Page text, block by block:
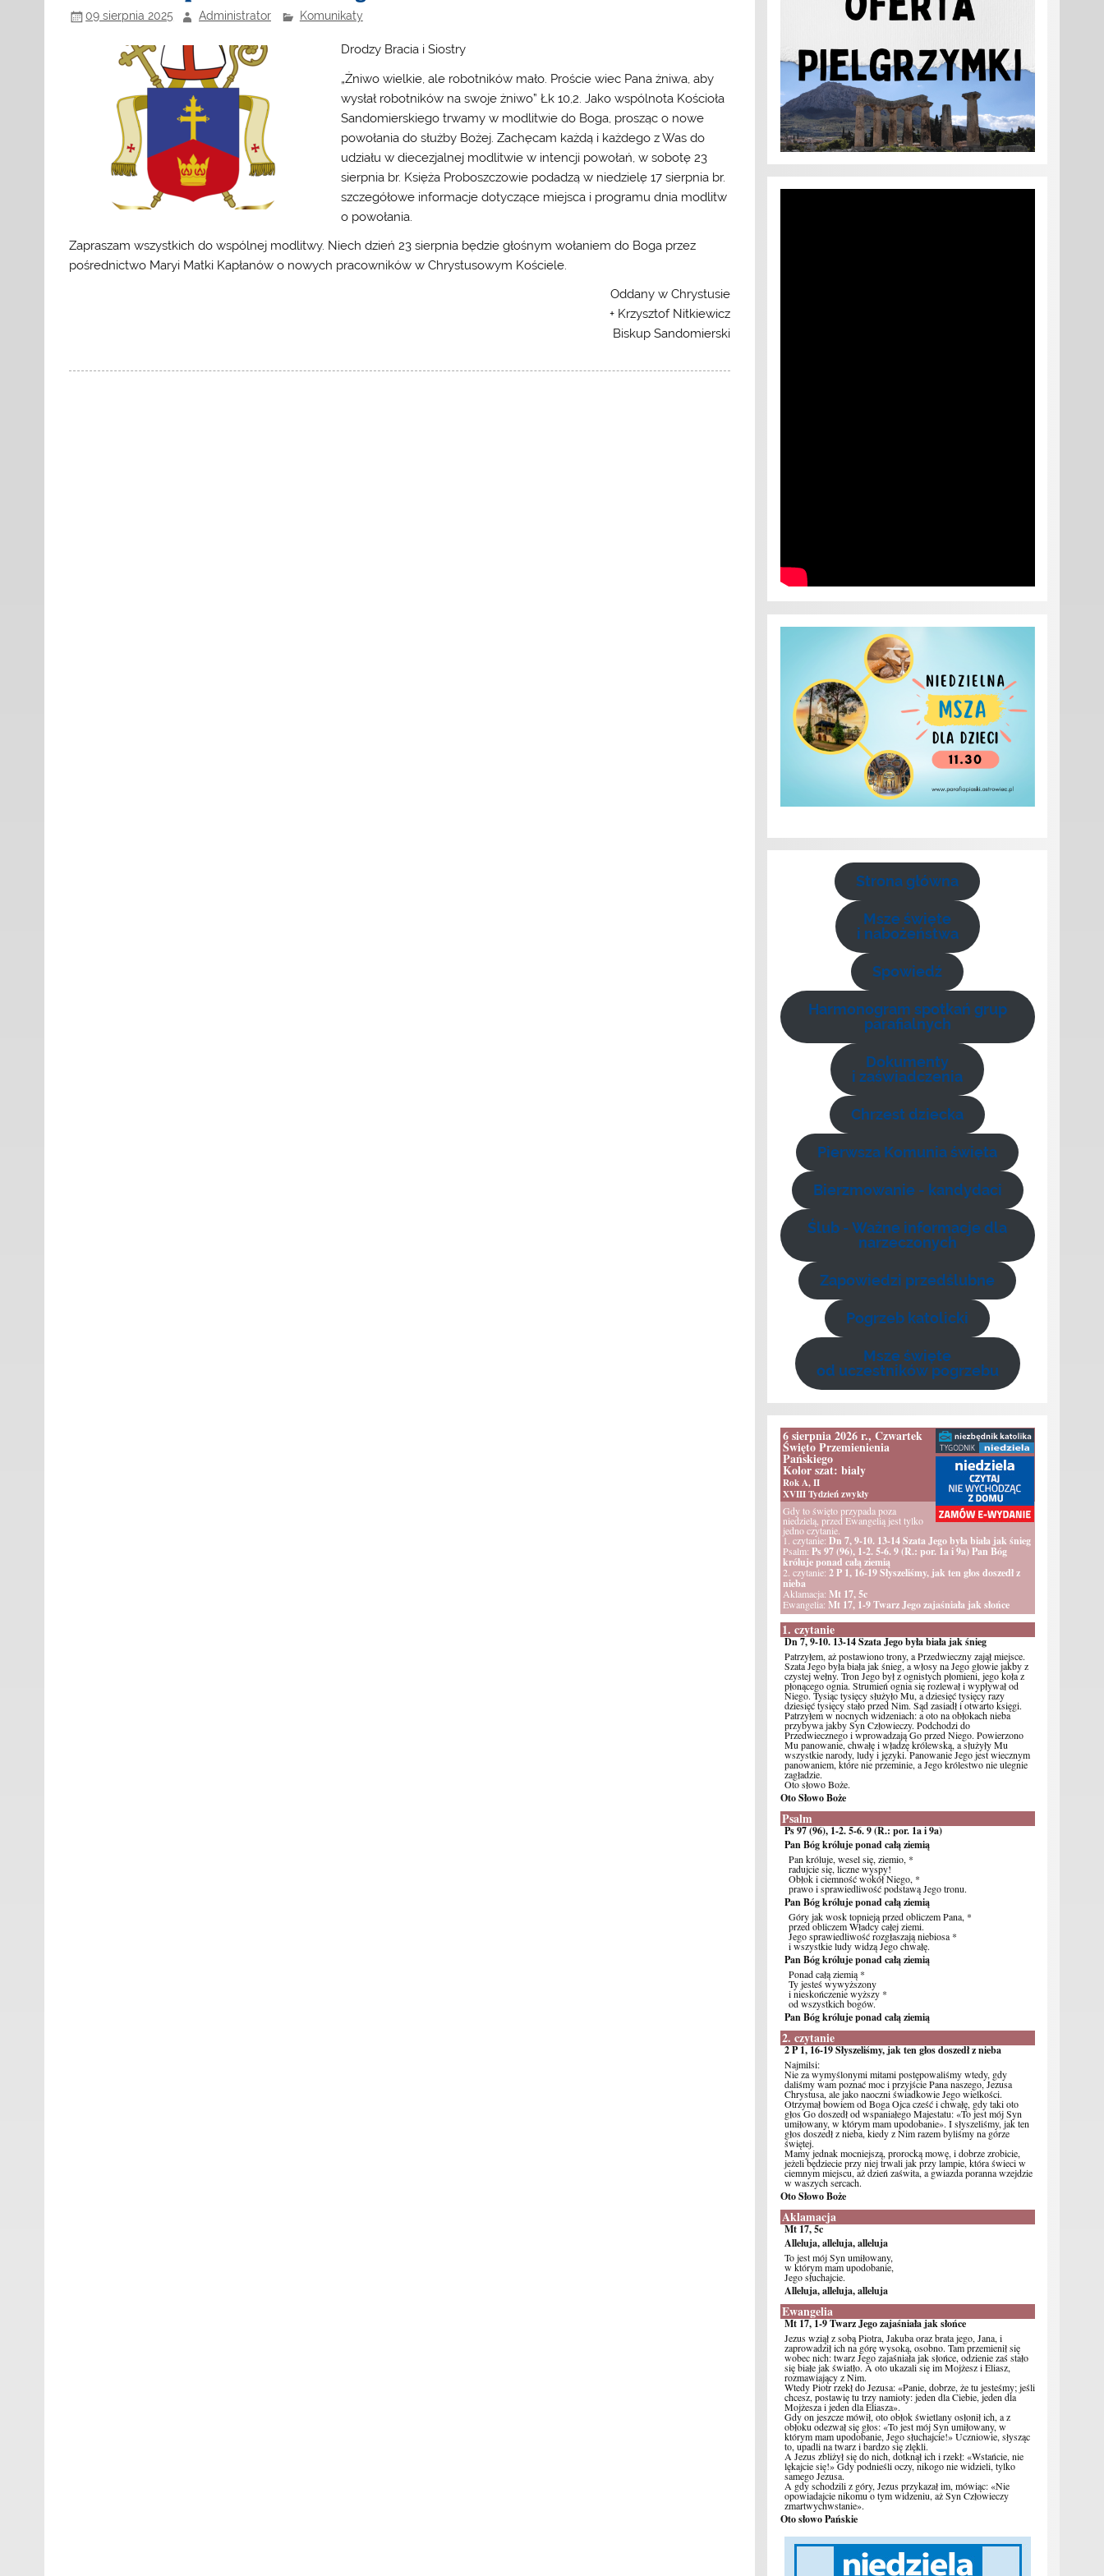
09 sierpnia 2025 Administrator Komunikaty
Drodzy Bracia i Siostry
„Żniwo wielkie, ale robotników mało. Proście wiec Pana żniwa, aby
wysłał robotników na swoje żniwo” Łk 10,2. Jako wspólnota Kościoła
Sandomierskiego trwamy w modlitwie do Boga, prosząc o nowe
powołania do służby Bożej. Zachęcam każdą i każdego z Was do
udziału w diecezjalnej modlitwie w intencji powołań, w sobotę 23
sierpnia br. Księża Proboszczowie podadzą w niedzielę 17 sierpnia br.
szczegółowe informacje dotyczące miejsca i programu dnia modlitw
o powołania.
Zapraszam wszystkich do wspólnej modlitwy. Niech dzień 23 sierpnia będzie głośnym wołaniem do Boga przez
pośrednictwo Maryi Matki Kapłanów o nowych pracowników w Chrystusowym Kościele.
Oddany w Chrystusie
+ Krzysztof Nitkiewicz
Biskup Sandomierski
Strona główna
Msze święte
i nabożeństwa
Spowiedź
Harmonogram spotkań grup
parafialnych
Dokumenty
i zaświadczenia
Chrzest dziecka
Pierwsza Komunia święta
Bierzmowanie - kandydaci
Ślub - Ważne informacje dla
narzeczonych
Zapowiedzi przedślubne
Pogrzeb katolicki
Msze święte
od uczestników pogrzebu
6 sierpnia 2026 r., Czwartek
Święto Przemienienia
Pańskiego
Kolor szat: bialy
Rok A, II
XVIII Tydzień zwykły
Gdy to święto przypada poza
niedzielą, przed Ewangelią jest tylko
jedno czytanie.
1. czytanie: Dn 7, 9-10. 13-14 Szata Jego była biała jak śnieg
Psalm: Ps 97 (96), 1-2. 5-6. 9 (R.: por. 1a i 9a) Pan Bóg
króluje ponad całą ziemią
2. czytanie: 2 P 1, 16-19 Słyszeliśmy, jak ten głos doszedł z
nieba
Aklamacja: Mt 17, 5c
Ewangelia: Mt 17, 1-9 Twarz Jego zajaśniała jak słońce
1. czytanie
Dn 7, 9-10. 13-14 Szata Jego była biała jak śnieg
Patrzyłem, aż postawiono trony, a Przedwieczny zajął miejsce.
Szata Jego była biała jak śnieg, a włosy na Jego głowie jakby z
czystej wełny. Tron Jego był z ognistych płomieni, jego koła z
płonącego ognia. Strumień ognia się rozlewał i wypływał od
Niego. Tysiąc tysięcy służyło Mu, a dziesięć tysięcy razy
dziesięć tysięcy stało przed Nim. Sąd zasiadł i otwarto księgi.
Patrzyłem w nocnych widzeniach: a oto na obłokach nieba
przybywa jakby Syn Człowieczy. Podchodzi do
Przedwiecznego i wprowadzają Go przed Niego. Powierzono
Mu panowanie, chwałę i władzę królewską, a służyły Mu
wszystkie narody, ludy i języki. Panowanie Jego jest wiecznym
panowaniem, które nie przeminie, a Jego królestwo nie ulegnie
zagładzie.
Oto słowo Boże.
Oto Słowo Boże
Psalm
Ps 97 (96), 1-2. 5-6. 9 (R.: por. 1a i 9a)
Pan Bóg króluje ponad całą ziemią
Pan króluje, wesel się, ziemio, *
radujcie się, liczne wyspy!
Obłok i ciemność wokół Niego, *
prawo i sprawiedliwość podstawą Jego tronu.
Pan Bóg króluje ponad całą ziemią
Góry jak wosk topnieją przed obliczem Pana, *
przed obliczem Władcy całej ziemi.
Jego sprawiedliwość rozgłaszają niebiosa *
i wszystkie ludy widzą Jego chwałę.
Pan Bóg króluje ponad całą ziemią
Ponad całą ziemią *
Ty jesteś wywyższony
i nieskończenie wyższy *
od wszystkich bogów.
Pan Bóg króluje ponad całą ziemią
2. czytanie
2 P 1, 16-19 Słyszeliśmy, jak ten głos doszedł z nieba
Najmilsi:
Nie za wymyślonymi mitami postępowaliśmy wtedy, gdy
daliśmy wam poznać moc i przyjście Pana naszego, Jezusa
Chrystusa, ale jako naoczni świadkowie Jego wielkości.
Otrzymał bowiem od Boga Ojca cześć i chwałę, gdy taki oto
głos Go doszedł od wspaniałego Majestatu: «To jest mój Syn
umiłowany, w którym mam upodobanie». I słyszeliśmy, jak ten
głos doszedł z nieba, kiedy z Nim razem byliśmy na górze
świętej.
Mamy jednak mocniejszą, prorocką mowę, i dobrze zrobicie,
jeżeli będziecie przy niej trwali jak przy lampie, która świeci w
ciemnym miejscu, aż dzień zaświta, a gwiazda poranna wzejdzie
w waszych sercach.
Oto Słowo Boże
Aklamacja
Mt 17, 5c
Alleluja, alleluja, alleluja
To jest mój Syn umiłowany,
w którym mam upodobanie,
Jego słuchajcie.
Alleluja, alleluja, alleluja
Ewangelia
Mt 17, 1-9 Twarz Jego zajaśniała jak słońce
Jezus wziął z sobą Piotra, Jakuba oraz brata jego, Jana, i
zaprowadził ich na górę wysoką, osobno. Tam przemienił się
wobec nich: twarz Jego zajaśniała jak słońce, odzienie zaś stało
się białe jak światło. A oto ukazali się im Mojżesz i Eliasz,
rozmawiający z Nim.
Wtedy Piotr rzekł do Jezusa: «Panie, dobrze, że tu jesteśmy; jeśli
chcesz, postawię tu trzy namioty: jeden dla Ciebie, jeden dla
Mojżesza i jeden dla Eliasza».
Gdy on jeszcze mówił, oto obłok świetlany osłonił ich, a z
obłoku odezwał się głos: «To jest mój Syn umiłowany, w
którym mam upodobanie, Jego słuchajcie!» Uczniowie, słysząc
to, upadli na twarz i bardzo się zlękli.
A Jezus zbliżył się do nich, dotknął ich i rzekł: «Wstańcie, nie
lękajcie się!» Gdy podnieśli oczy, nikogo nie widzieli, tylko
samego Jezusa.
A gdy schodzili z góry, Jezus przykazał im, mówiąc: «Nie
opowiadajcie nikomu o tym widzeniu, aż Syn Człowieczy
zmartwychwstanie».
Oto słowo Pańskie